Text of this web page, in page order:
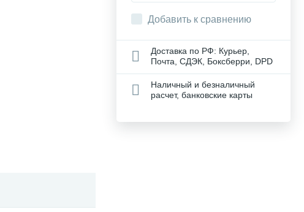
Добавить к сравнению
Доставка по РФ: Курьер,
Почта, СДЭК, Боксберри, DPD
Наличный и безналичный
расчет, банковские карты